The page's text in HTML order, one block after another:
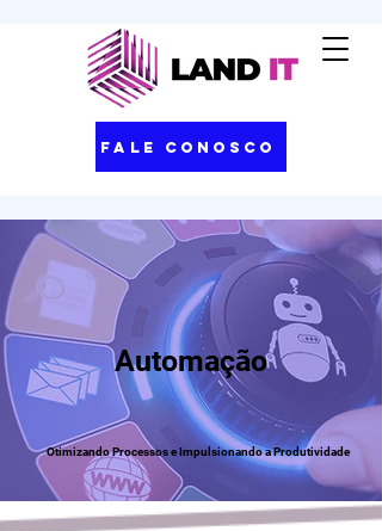
Fale Conosco
Automação
Otimizando Processos e Impulsionando a Produtividade